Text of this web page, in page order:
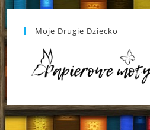
Moje Drugie Dziecko